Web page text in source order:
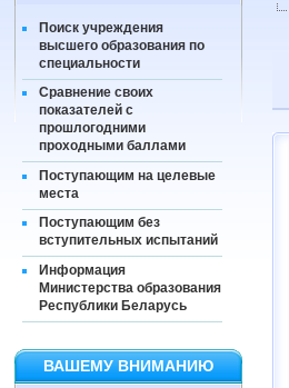
Поиск учреждения
высшего образования по
специальности
Сравнение своих
показателей с
прошлогодними
проходными баллами
Поступающим на целевые
места
Поступающим без
вступительных испытаний
Информация
Министерства образования
Республики Беларусь
ВАШЕМУ ВНИМАНИЮ